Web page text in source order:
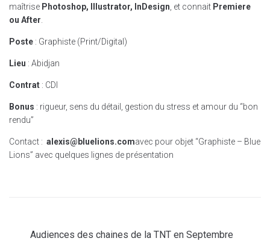
maîtrise Photoshop, Illustrator, InDesign , et connait Premiere
ou After
Poste : Graphiste (Print/Digital)
Lieu : Abidjan
Contrat : CDI
Bonus : rigueur, sens du détail, gestion du stress et amour du “bon
rendu”
Contact : alexis@bluelions.comavec pour objet “Graphiste – Blue
Lions” avec quelques lignes de présentation
Audiences des chaines de la TNT en Septembre